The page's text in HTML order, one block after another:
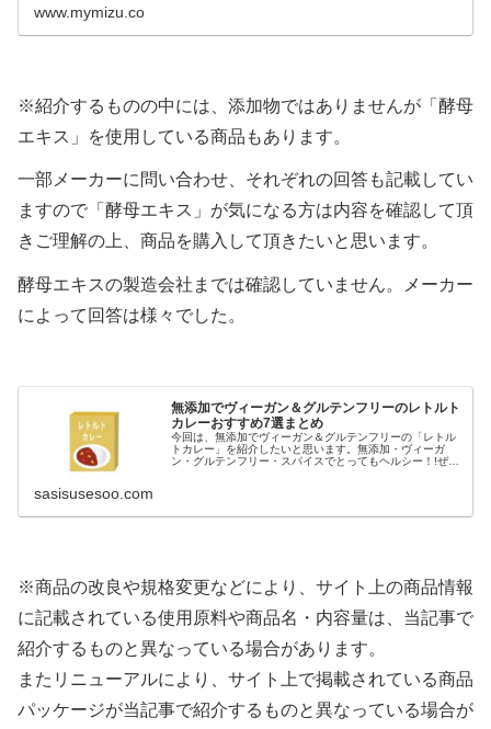
www.mymizu.co
※紹介するものの中には、添加物ではありませんが「酵母
エキス」を使用している商品もあります。
一部メーカーに問い合わせ、それぞれの回答も記載してい
ますので「酵母エキス」が気になる方は内容を確認して頂
きご理解の上、商品を購入して頂きたいと思います。
酵母エキスの製造会社までは確認していません。メーカー
によって回答は様々でした。
無添加でヴィーガン＆グルテンフリーのレトルト
カレーおすすめ7選まとめ
今回は、無添加でヴィーガン＆グルテンフリーの「レトル
トカレー」を紹介したいと思います。無添加・ヴィーガ
ン・グルテンフリー・スパイスでとってもヘルシー！!ぜ
sasisusesoo.com
※商品の改良や規格変更などにより、サイト上の商品情報
に記載されている使用原料や商品名・内容量は、当記事で
紹介するものと異なっている場合があります。
またリニューアルにより、サイト上で掲載されている商品
パッケージが当記事で紹介するものと異なっている場合が